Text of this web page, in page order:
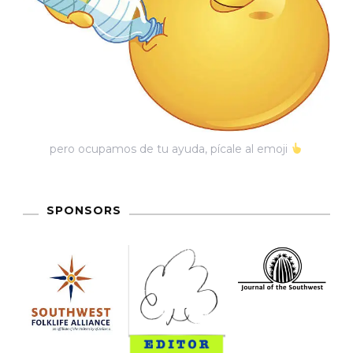
pero ocupamos de tu ayuda, pícale al emoji
SPONSORS